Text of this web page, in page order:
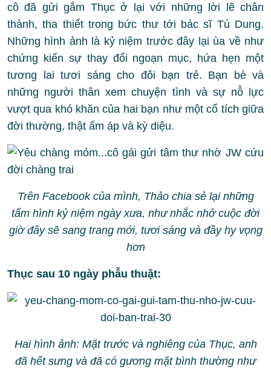
cô đã gửi gắm Thục ở lại với những lời lẽ chân
thành, tha thiết trong bức thư tới bác sĩ Tú Dung.
Những hình ảnh là kỷ niệm trước đây lại ùa về như
chứng kiến sự thay đổi ngoạn mục, hứa hẹn một
tương lai tươi sáng cho đôi bạn trẻ. Bạn bè và
những người thân xem chuyện tình và sự nỗ lực
vượt qua khó khăn của hai bạn như một cổ tích giữa
đời thường, thật ấm áp và kỳ diệu.
Trên Facebook của mình, Thảo chia sẻ lại những
tấm hình kỷ niệm ngày xưa, như nhắc nhở cuộc đời
giờ đây sẽ sang trang mới, tươi sáng và đầy hy vọng
hơn
Thục sau 10 ngày phẫu thuật:
Hai hình ảnh: Mặt trước và nghiêng của Thục, anh
đã hết sưng và đã có gương mặt bình thường như